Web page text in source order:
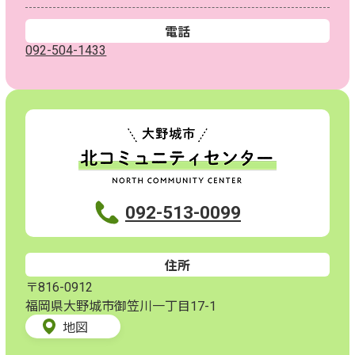
電話
092-504-1433
092-513-0099
住所
〒816-0912
福岡県大野城市御笠川一丁目17-1
地図